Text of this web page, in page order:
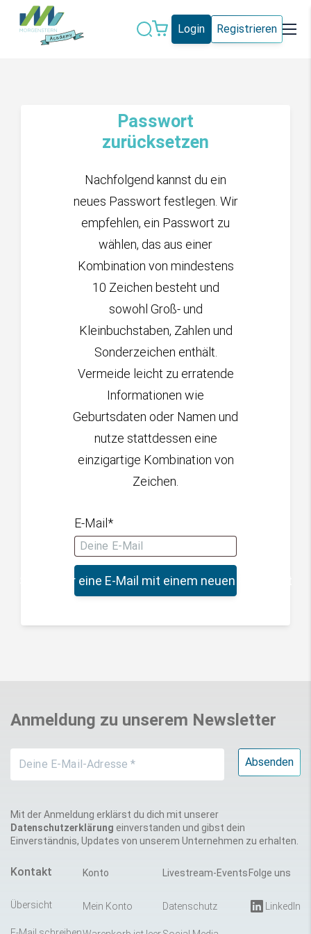
Login Registrieren
Intelligenz
Schweiz Social Media
Alle Blogeinträge
Passwort
zurücksetzen
Nachfolgend kannst du ein
neues Passwort festlegen. Wir
empfehlen, ein Passwort zu
wählen, das aus einer
Kombination von mindestens
10 Zeichen besteht und
sowohl Groß- und
Kleinbuchstaben, Zahlen und
Sonderzeichen enthält.
Vermeide leicht zu erratende
Informationen wie
Geburtsdaten oder Namen und
nutze stattdessen eine
einzigartige Kombination von
Zeichen.
E-Mail*
Sende mir eine E-Mail mit einem neuen Passwort
Anmeldung zu unserem Newsletter
Mit der Anmeldung erklärst du dich mit unserer
Datenschutzerklärung einverstanden und gibst dein
Einverständnis, Updates von unserem Unternehmen zu erhalten.
Kontakt
Übersicht
Konto
Mein Konto
Livestream-Events
Datenschutz
Folge uns
LinkedIn